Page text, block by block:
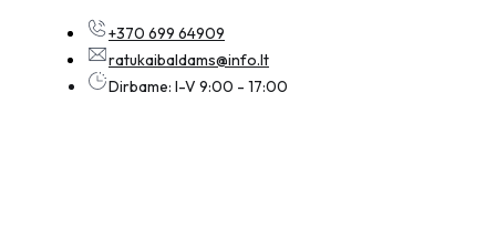
+370 699 64909
ratukaibaldams@info.lt
Dirbame: I-V 9:00 - 17:00